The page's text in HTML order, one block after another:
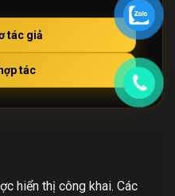
tác giả
tác
hiển thị công khai. Các